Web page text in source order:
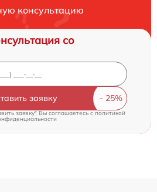
консультацию
со
заявку
заявку" Вы соглашаетесь c политикой